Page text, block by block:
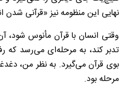
نهایی این منظومه نیز «قرآنی
وقتی انسان با قرآن مأنوس شود،
تدبر کند، به مرحله‌ای می‌رسد که
بوی قرآن می‌گیرد. به نظر من،
مرحله بود.